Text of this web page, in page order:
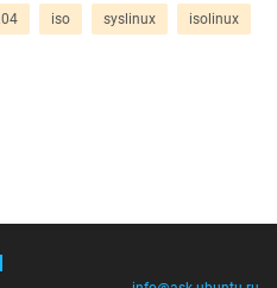
iso syslinux isolinux